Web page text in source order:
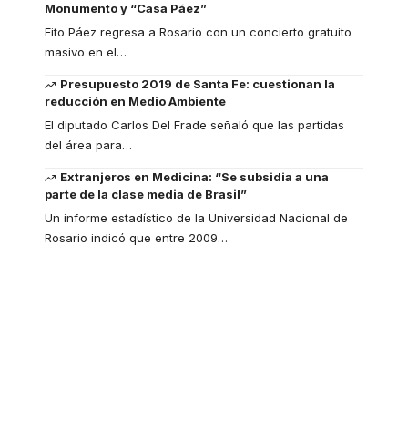
Monumento y “Casa Páez”
Fito Páez regresa a Rosario con un concierto gratuito
masivo en el…
Presupuesto 2019 de Santa Fe: cuestionan la
reducción en Medio Ambiente
El diputado Carlos Del Frade señaló que las partidas
del área para…
Extranjeros en Medicina: “Se subsidia a una
parte de la clase media de Brasil”
Un informe estadístico de la Universidad Nacional de
Rosario indicó que entre 2009…